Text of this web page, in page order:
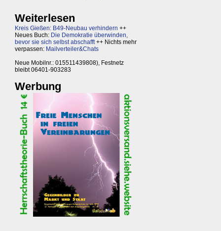
Weiterlesen
Kreis Gießen: B49-Neubau verhindern ++
Neues Buch: Die Demokratie überwinden,
bevor sie sich selbst abschafft++ Nichts mehr
verpassen: Mailverteiler&Chats
Neue Mobilnr.: 015511439808), Festnetz
bleibt 06401-903283
Werbung